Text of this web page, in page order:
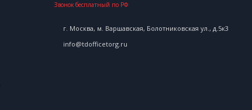
Звонок бесплатный по РФ
г. Москва, м. Варшавская, Болотниковская ул., д.5к3
info@tdofficetorg.ru